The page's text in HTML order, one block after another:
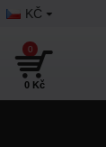
KČ
0 Kč
0